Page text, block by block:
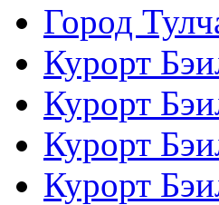
Город
Курорт
Курорт
Курорт
Курорт